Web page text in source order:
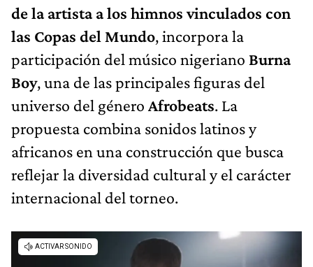
de la artista a los himnos vinculados con
las Copas del Mundo, incorpora la
participación del músico nigeriano Burna
Boy, una de las principales figuras del
universo del género Afrobeats. La
propuesta combina sonidos latinos y
africanos en una construcción que busca
reflejar la diversidad cultural y el carácter
internacional del torneo.